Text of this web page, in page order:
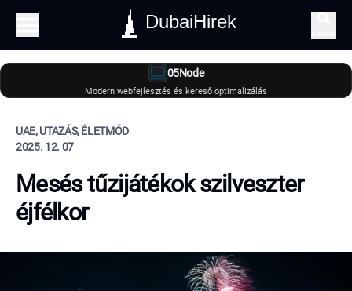
DubaiHirek
05Node
Modern webfejlesztés és kereső optimalizálás
UAE, UTAZÁS, ÉLETMÓD
2025. 12. 07
Mesés tűzijátékok szilveszter
éjfélkor